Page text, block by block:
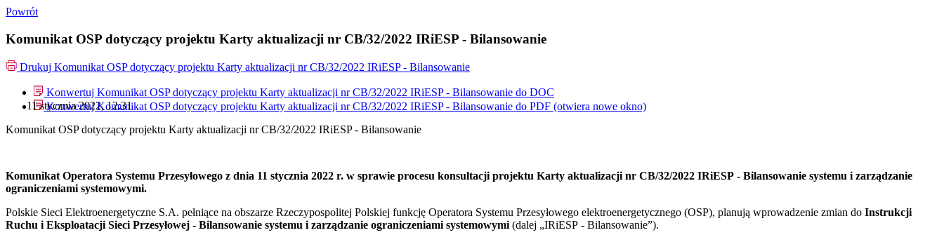
Powrót
Komunikat OSP dotyczący projektu Karty aktualizacji nr CB/32/2022 IRiESP - Bilansowanie
Drukuj Komunikat OSP dotyczący projektu Karty aktualizacji nr CB/32/2022 IRiESP - Bilansowanie
Konwertuj Komunikat OSP dotyczący projektu Karty aktualizacji nr CB/32/2022 IRiESP - Bilansowanie do DOC
Konwertuj Komunikat OSP dotyczący projektu Karty aktualizacji nr CB/32/2022 IRiESP - Bilansowanie do PDF (otwiera nowe okno)
11 stycznia 2022, 12:31
Komunikat OSP dotyczący projektu Karty aktualizacji nr CB/32/2022 IRiESP - Bilansowanie
Komunikat Operatora Systemu Przesyłowego z dnia 11 stycznia 2022 r. w sprawie procesu konsultacji projektu Karty aktualizacji nr CB/32/2022 IRiESP - Bilansowanie systemu i zarządzanie
ograniczeniami systemowymi.
Polskie Sieci Elektroenergetyczne S.A. pełniące na obszarze Rzeczypospolitej Polskiej funkcję Operatora Systemu Przesyłowego elektroenergetycznego (OSP), planują wprowadzenie zmian do Instrukcji
Ruchu i Eksploatacji Sieci Przesyłowej - Bilansowanie systemu i zarządzanie ograniczeniami systemowymi(dalej „IRiESP - Bilansowanie”).